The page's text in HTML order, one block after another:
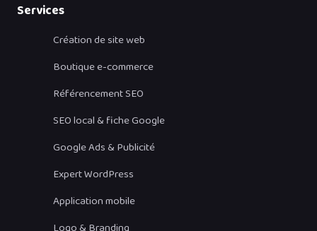
Services
Création de site web
Boutique e-commerce
Référencement SEO
SEO local & fiche Google
Google Ads & Publicité
Expert WordPress
Application mobile